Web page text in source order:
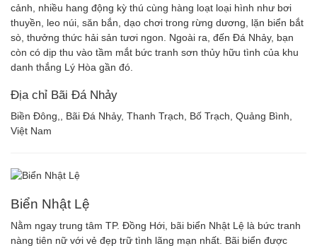
cảnh, nhiều hang động kỳ thú cùng hàng loạt loại hình như bơi
thuyền, leo núi, săn bắn, dạo chơi trong rừng dương, lặn biển bắt
sò, thưởng thức hải sản tươi ngon. Ngoài ra, đến Đá Nhảy, bạn
còn có dịp thu vào tầm mắt bức tranh sơn thủy hữu tình của khu
danh thắng Lý Hòa gần đó.
Địa chỉ Bãi Đá Nhảy
Biền Đông,, Bãi Đá Nhảy, Thanh Trạch, Bố Trạch, Quảng Bình,
Việt Nam
Biển Nhật Lệ
Nằm ngay trung tâm TP. Đồng Hới, bãi biển Nhật Lệ là bức tranh
nàng tiên nữ với vẻ đẹp trữ tình lãng mạn nhất. Bãi biển được